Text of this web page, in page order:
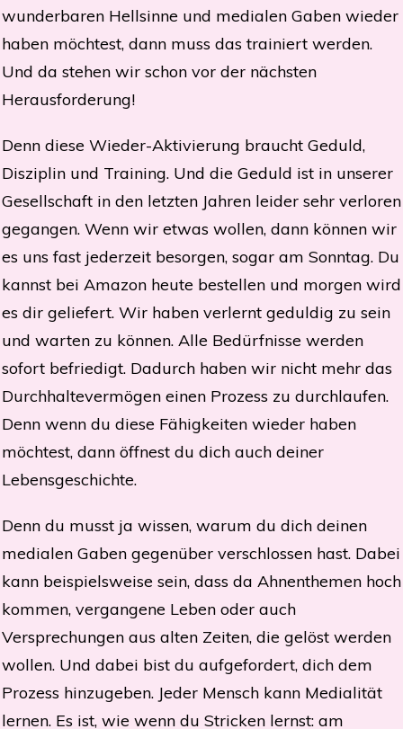
wunderbaren Hellsinne und medialen Gaben wieder
haben möchtest, dann muss das trainiert werden.
Und da stehen wir schon vor der nächsten
Herausforderung!
Denn diese Wieder-Aktivierung braucht Geduld,
Disziplin und Training. Und die Geduld ist in unserer
Gesellschaft in den letzten Jahren leider sehr verloren
gegangen. Wenn wir etwas wollen, dann können wir
es uns fast jederzeit besorgen, sogar am Sonntag. Du
kannst bei Amazon heute bestellen und morgen wird
es dir geliefert. Wir haben verlernt geduldig zu sein
und warten zu können. Alle Bedürfnisse werden
sofort befriedigt. Dadurch haben wir nicht mehr das
Durchhaltevermögen einen Prozess zu durchlaufen.
Denn wenn du diese Fähigkeiten wieder haben
möchtest, dann öffnest du dich auch deiner
Lebensgeschichte.
Denn du musst ja wissen, warum du dich deinen
medialen Gaben gegenüber verschlossen hast. Dabei
kann beispielsweise sein, dass da Ahnenthemen hoch
kommen, vergangene Leben oder auch
Versprechungen aus alten Zeiten, die gelöst werden
wollen. Und dabei bist du aufgefordert, dich dem
Prozess hinzugeben. Jeder Mensch kann Medialität
lernen. Es ist, wie wenn du Stricken lernst: am